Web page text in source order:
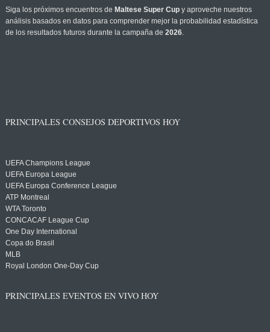
Siga los próximos encuentros de Maltese Super Cupy aproveche nuestros
análisis basados en datos para comprender mejor la probabilidad estadística
de los resultados futuros durante la campaña de 2026.
PRINCIPALES CONSEJOS DEPORTIVOS HOY
UEFA Champions League
UEFA Europa League
UEFA Europa Conference League
ATP Montreal
WTA Toronto
CONCACAF League Cup
One Day International
Copa do Brasil
MLB
Royal London One-Day Cup
PRINCIPALES EVENTOS EN VIVO HOY